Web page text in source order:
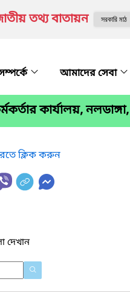
তথ্য বাতায়ন
আমাদের সেবা
কার্যালয়,
ক্লিক করুন